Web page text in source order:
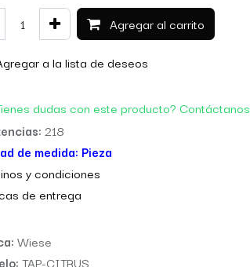
Agregar al carrito
a la lista de deseos
dudas con este producto? Contáctanos
218
de medida: Pieza
inos y condiciones
de entrega
Wiese
TAP-CITRUS